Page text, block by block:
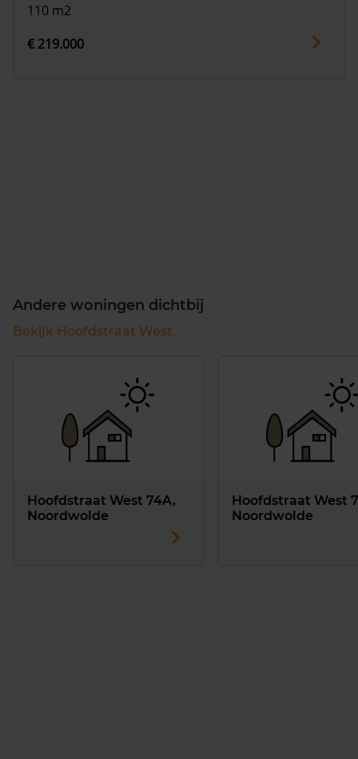
110 m2
€ 219.000
Andere woningen dichtbij
Bekijk Hoofdstraat West
Hoofdstraat West 74A,
Noordwolde
Hoofdstraat West
Noordwolde